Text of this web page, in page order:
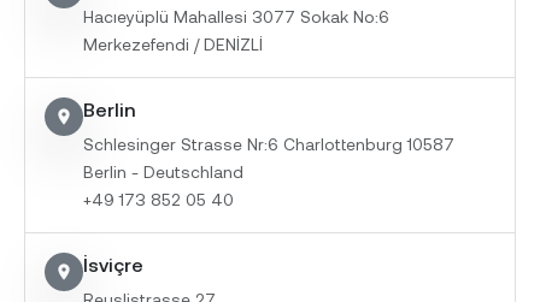
Hacıeyüplü Mahallesi 3077 Sokak No:6
Merkezefendi / DENİZLİ
location_on Berlin
Schlesinger Strasse Nr:6 Charlottenburg 10587
Berlin - Deutschland
+49 173 852 05 40
location_on İsviçre